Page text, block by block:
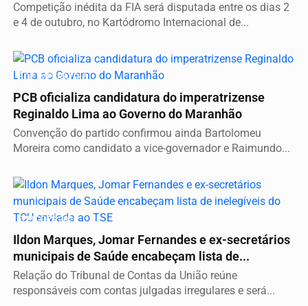
Competição inédita da FIA será disputada entre os dias 2
e 4 de outubro, no Kartódromo Internacional de...
É DE IMPERATRIZ
PCB oficializa candidatura do imperatrizense
Reginaldo Lima ao Governo do Maranhão
Convenção do partido confirmou ainda Bartolomeu
Moreira como candidato a vice-governador e Raimundo...
ELEIÇÕES 2026
Ildon Marques, Jomar Fernandes e ex-secretários
municipais de Saúde encabeçam lista de...
Relação do Tribunal de Contas da União reúne
responsáveis com contas julgadas irregulares e será...